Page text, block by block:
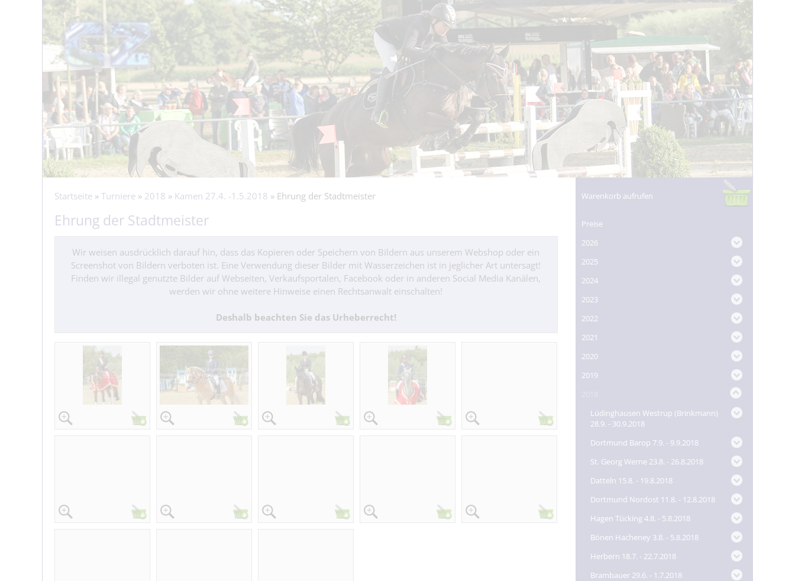
Startseite » Turniere » 2018 » Kamen 27.4. -1.5.2018 » Ehrung der Stadtmeister
Ehrung der Stadtmeister
Wir weisen ausdrücklich darauf hin, dass das Kopieren oder Speichern von Bildern aus unserem Webshop oder ein
Screenshot von Bildern verboten ist. Eine Verwendung dieser Bilder mit Wasserzeichen ist in jeglicher Art untersagt!
Finden wir illegal genutzte Bilder auf Webseiten, Verkaufsportalen, Facebook oder in anderen Social Media Kanälen,
werden wir ohne weitere Hinweise einen Rechtsanwalt einschalten!
Deshalb beachten Sie das Urheberrecht!
Warenkorb aufrufen
Preise
2026
2025
2024
2023
2022
2021
2020
2019
Lüdinghausen Westrup (Brinkmann)
28.9. - 30.9.2018
Dortmund Barop 7.9. - 9.9.2018
St. Georg Werne 23.8. - 26.8.2018
Datteln 15.8. - 19.8.2018
Dortmund Nordost 11.8. - 12.8.2018
Hagen Tücking 4.8. - 5.8.2018
Bönen Hacheney 3.8. - 5.8.2018
Herbern 18.7. - 22.7.2018
Brambauer 29.6. - 1.7.2018